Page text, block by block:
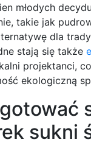
młodych
takie jak
dla
stają się także
projektanci,
ekologiczną
sukni